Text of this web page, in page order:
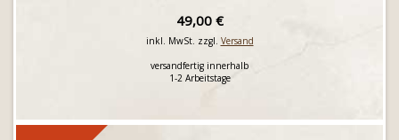
49,00 €
inkl. MwSt. zzgl. Versand
versandfertig innerhalb
1-2 Arbeitstage